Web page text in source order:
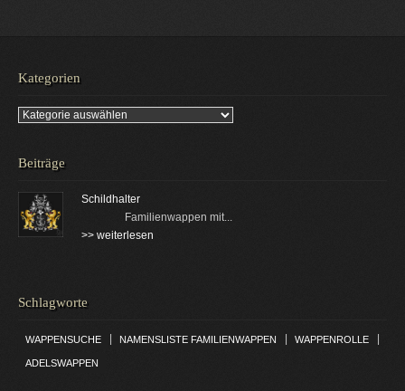
Kategorien
Kategorien
Beiträge
Schildhalter
Familienwappen mit...
>> weiterlesen
Schlagworte
WAPPENSUCHE NAMENSLISTE FAMILIENWAPPEN WAPPENROLLE
ADELSWAPPEN